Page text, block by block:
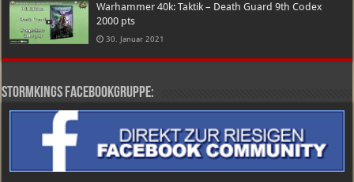
Warhammer 40k: Taktik – Death Guard 9th Codex
2000 pts
30. Januar 2021
Stormkings Facebookgruppe: